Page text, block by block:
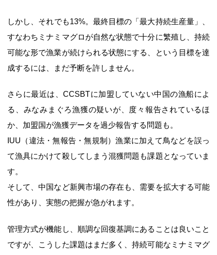
しかし、それでも13%。最終目標の「最大持続生産量」、
すなわちミナミマグロが自然な状態で十分に繁殖し、持続
可能な形で漁業が続けられる状態にする、という目標を達
成するには、まだ予断を許しません。
さらに最近は、CCSBTに加盟していない中国の漁船によ
る、みなみまぐろ漁獲の疑いが、度々報告されているほ
か、加盟国が漁獲データを過少報告する問題も。
IUU（違法・無報告・無規制）漁業に加えて鳥などを誤っ
て漁具にかけて殺してしまう混獲問題も課題となっていま
す。
そして、中国など新興市場の存在も、需要を拡大する可能
性があり、実態の把握が急がれます。
管理方式が機能し、順調な回復基調にあることは良いこと
ですが、こうした課題はまだ多く、持続可能なミナミマグ